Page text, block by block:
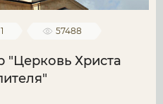
1 57488
"Церковь Христа